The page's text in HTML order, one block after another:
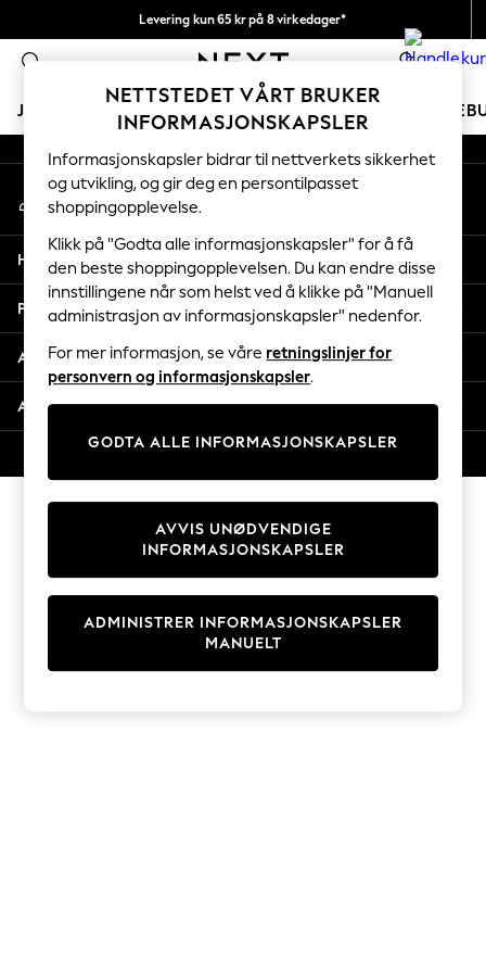
Levering kun 65 kr på 8 virkedager*
Vi betaler alle tollavgifter 0
JENTER GUTTER BABY KVINNER MENN
GIRLS
New In
50 - 92cm
98 - 110cm
116 - 134cm
140 - 174cm
Trending: Top & Short Sets
Trending: Clogs
Toy Story
THE SET
Coats & Jackets
Sweatshirts & Hoodies
Knitwear
Cardigans
Dresses
Sets & Outfits
T-Shirts
An error occurred on client
Våre sosiale nettverk
Min konto
Logg inn på kontoen din
Hjelp
Personvern & Juridisk
Avdelinger
Andre tjenester
NETTSTEDET VÅRT BRUKER
INFORMASJONSKAPSLER
Informasjonskapsler bidrar til nettverkets sikkerhet
og utvikling, og gir deg en persontilpasset
shoppingopplevelse.
Klikk på "Godta alle informasjonskapsler" for å få
den beste shoppingopplevelsen. Du kan endre disse
innstillingene når som helst ved å klikke på "Manuell
administrasjon av informasjonskapsler" nedenfor.
For mer informasjon, se våre retningslinjer for
personvern og informasjonskapsler.
GODTA ALLE INFORMASJONSKAPSLER
ADMINISTRER INFORMASJONSKAPSLER
MANUELT
AVVIS UNØDVENDIGE
INFORMASJONSKAPSLER